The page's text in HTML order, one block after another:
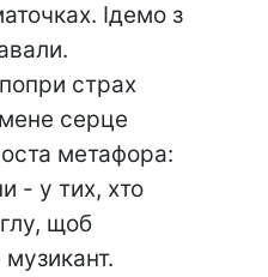
Ідемо з
страх
серце
метафора:
- у тих, хто
щоб